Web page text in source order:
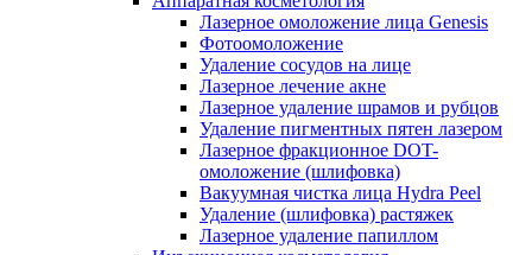
Лазерное омоложение лица Genesis
Фотоомоложение
Удаление сосудов на лице
Лазерное лечение акне
Лазерное удаление шрамов и рубцов
Удаление пигментных пятен лазером
Лазерное фракционное DOT-
омоложение (шлифовка)
Вакуумная чистка лица Hydra Peel
Удаление (шлифовка) растяжек
Лазерное удаление папиллом